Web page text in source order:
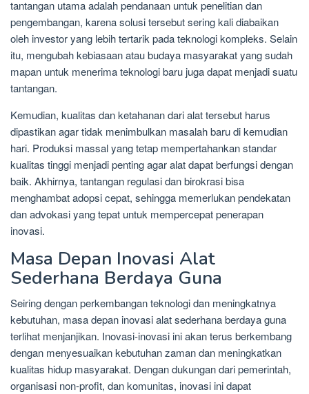
tantangan utama adalah pendanaan untuk penelitian dan
pengembangan, karena solusi tersebut sering kali diabaikan
oleh investor yang lebih tertarik pada teknologi kompleks. Selain
itu, mengubah kebiasaan atau budaya masyarakat yang sudah
mapan untuk menerima teknologi baru juga dapat menjadi suatu
tantangan.
Kemudian, kualitas dan ketahanan dari alat tersebut harus
dipastikan agar tidak menimbulkan masalah baru di kemudian
hari. Produksi massal yang tetap mempertahankan standar
kualitas tinggi menjadi penting agar alat dapat berfungsi dengan
baik. Akhirnya, tantangan regulasi dan birokrasi bisa
menghambat adopsi cepat, sehingga memerlukan pendekatan
dan advokasi yang tepat untuk mempercepat penerapan
inovasi.
Masa Depan Inovasi Alat
Sederhana Berdaya Guna
Seiring dengan perkembangan teknologi dan meningkatnya
kebutuhan, masa depan inovasi alat sederhana berdaya guna
terlihat menjanjikan. Inovasi-inovasi ini akan terus berkembang
dengan menyesuaikan kebutuhan zaman dan meningkatkan
kualitas hidup masyarakat. Dengan dukungan dari pemerintah,
organisasi non-profit, dan komunitas, inovasi ini dapat